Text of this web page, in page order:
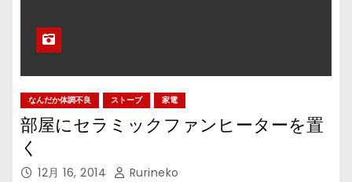
なんだか体調不良 ストーブ 家電
部屋にセラミックファンヒーターを置
く
12月 16, 2014 Rurineko